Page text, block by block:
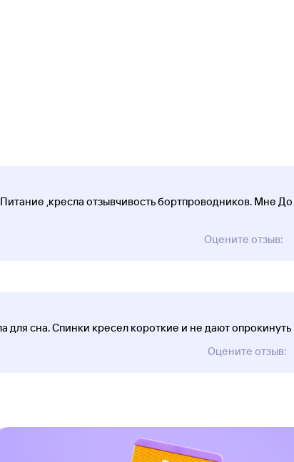
,кресла отзывчивость бортпроводников. Мне До
Оцените отзыв:
сна. Спинки кресел короткие и не дают опрокинуть
Оцените отзыв: